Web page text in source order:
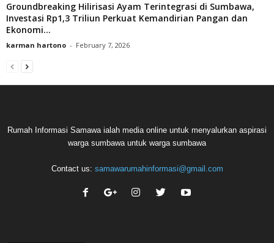
Groundbreaking Hilirisasi Ayam Terintegrasi di Sumbawa,
Investasi Rp1,3 Triliun Perkuat Kemandirian Pangan dan
Ekonomi...
karman hartono - February 7, 2026
Rumah Informasi Samawa ialah media online untuk menyalurkan aspirasi
warga sumbawa untuk warga sumbawa
Contact us: samawarumahinformasi@gmail.com